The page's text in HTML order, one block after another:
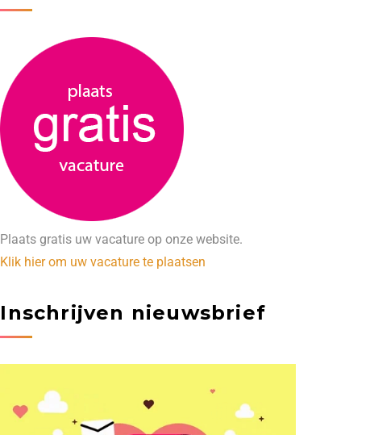
Plaats gratis uw vacature op onze website.
Klik hier om uw vacature te plaatsen
Inschrijven nieuwsbrief